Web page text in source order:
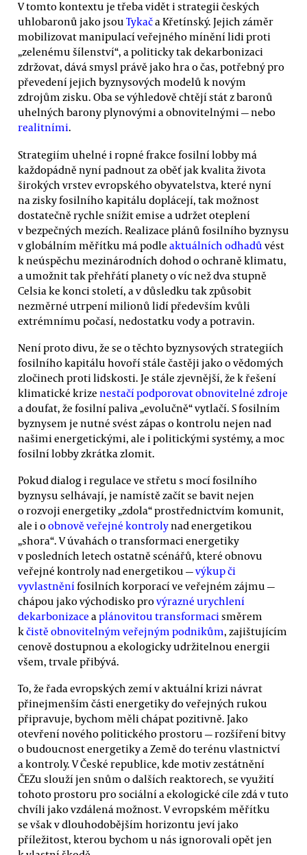
V tomto kontextu je třeba vidět i strategii českých
uhlobaronů jako jsou Tykača Křetínský. Jejich záměr
mobilizovat manipulací veřejného mínění lidi proti
„zelenému šílenství“, a politicky tak dekarbonizaci
zdržovat, dává smysl právě jako hra o čas, potřebný pro
převedení jejich byznysových modelů k novým
zdrojům zisku. Oba se výhledově chtějí stát z baronů
uhelných barony plynovými a obnovitelnými — nebo
realitními.
Strategiím uhelné i ropné frakce fosilní lobby má
každopádně nyní padnout za oběť jak kvalita života
širokých vrstev evropského obyvatelstva, které nyní
na zisky fosilního kapitálu doplácejí, tak možnost
dostatečně rychle snížit emise a udržet oteplení
v bezpečných mezích. Realizace plánů fosilního byznysu
v globálním měřítku má podle aktuálních odhadů vést
k neúspěchu mezinárodních dohod o ochraně klimatu,
a umožnit tak přehřátí planety o víc než dva stupně
Celsia ke konci století, a v důsledku tak způsobit
nezměrné utrpení milionů lidí především kvůli
extrémnímu počasí, nedostatku vody a potravin.
Není proto divu, že se o těchto byznysových strategiích
fosilního kapitálu hovoří stále častěji jako o vědomých
zločinech proti lidskosti. Je stále zjevnější, že k řešení
klimatické krize nestačí podporovat obnovitelné zdroje
a doufat, že fosilní paliva „evolučně“ vytlačí. S fosilním
byznysem je nutné svést zápas o kontrolu nejen nad
našimi energetickými, ale i politickými systémy, a moc
fosilní lobby zkrátka zlomit.
Pokud dialog i regulace ve střetu s mocí fosilního
byznysu selhávají, je namístě začít se bavit nejen
o rozvoji energetiky „zdola“ prostřednictvím komunit,
ale i oobnově veřejné kontrolynad energetikou
„shora“. V úvahách o transformaci energetiky
v posledních letech ostatně scénářů, které obnovu
veřejné kontroly nad energetikou —výkup či
vyvlastněnífosilních korporací ve veřejném zájmu —
chápou jako východisko provýrazné urychlení
dekarbonizace aplánovitou transformacisměrem
kčistě obnovitelným veřejným podnikům, zajištujícím
cenově dostupnou a ekologicky udržitelnou energii
všem, trvale přibývá.
To, že řada evropských zemí v aktuální krizi návrat
přinejmenším části energetiky do veřejných rukou
připravuje, bychom měli chápat pozitivně. Jako
otevření nového politického prostoru — rozšíření bitvy
o budoucnost energetiky a Země do terénu vlastnictví
a kontroly. V České republice, kde motiv zestátnění
ČEZu slouží jen snům o dalších reaktorech, se využití
tohoto prostoru pro sociální a ekologické cíle zdá v tuto
chvíli jako vzdálená možnost. V evropském měřítku
se však v dlouhodobějším horizontu jeví jako
příležitost, kterou bychom u nás ignorovali opět jen